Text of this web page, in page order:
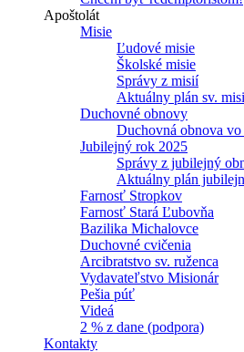
Apoštolát
Misie
Ľudové misie
Školské misie
Správy z misií
Aktuálny plán sv.
Duchovné obnovy
Duchovná obnova vo
Jubilejný rok 2025
Správy z jubilejný
Aktuálny plán
Farnosť Stropkov
Farnosť Stará Ľubovňa
Bazilika Michalovce
Duchovné cvičenia
Arcibratstvo sv. ruženca
Vydavateľstvo Misionár
Pešia púť
Videá
2 % z dane (podpora)
Kontakty